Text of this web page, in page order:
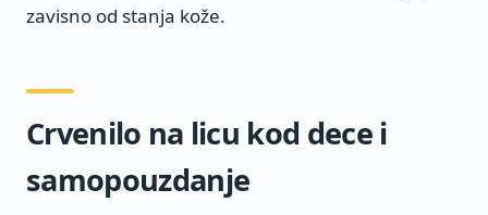
zavisno od stanja kože.
Crvenilo na licu kod dece i
samopouzdanje